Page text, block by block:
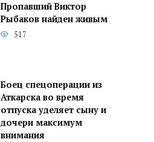
Пропавший Виктор
Рыбаков найден живым
517
Боец спецоперации из
Аткарска во время
отпуска уделяет сыну и
дочери максимум
внимания